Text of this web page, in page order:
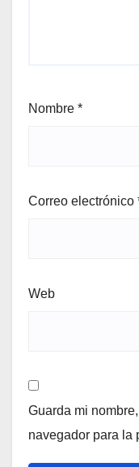
Nombre *
Correo electrónico
Web
Guarda mi
navegador para la